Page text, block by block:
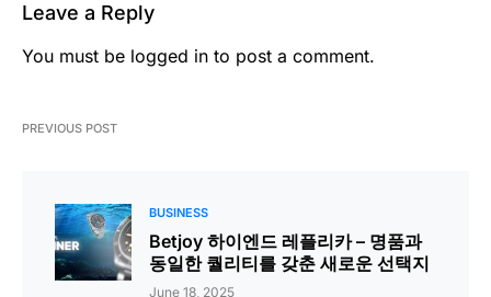
Leave a Reply
You must be logged in to post a comment.
PREVIOUS POST
BUSINESS
Betjoy 하이엔드 레플리카 – 명품과
동일한 퀄리티를 갖춘 새로운 선택지
June 18, 2025